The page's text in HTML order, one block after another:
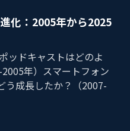
化：2005年から2025
ッドキャストはどのよ
年）スマートフォン
う成長したか？（2007-